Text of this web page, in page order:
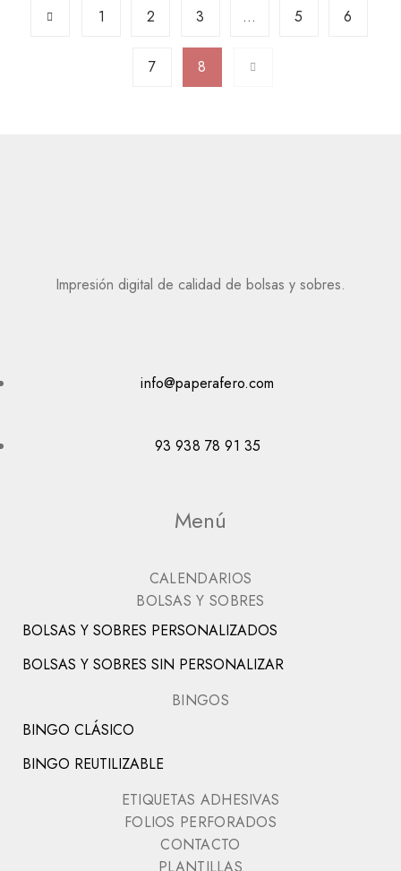
1 2 3 … 5 6
7 8
Impresión digital de calidad de bolsas y sobres.
info@paperafero.com
93 938 78 91 35
Menú
CALENDARIOS
BOLSAS Y SOBRES
BOLSAS Y SOBRES PERSONALIZADOS
BOLSAS Y SOBRES SIN PERSONALIZAR
BINGOS
BINGO CLÁSICO
BINGO REUTILIZABLE
ETIQUETAS ADHESIVAS
FOLIOS PERFORADOS
CONTACTO